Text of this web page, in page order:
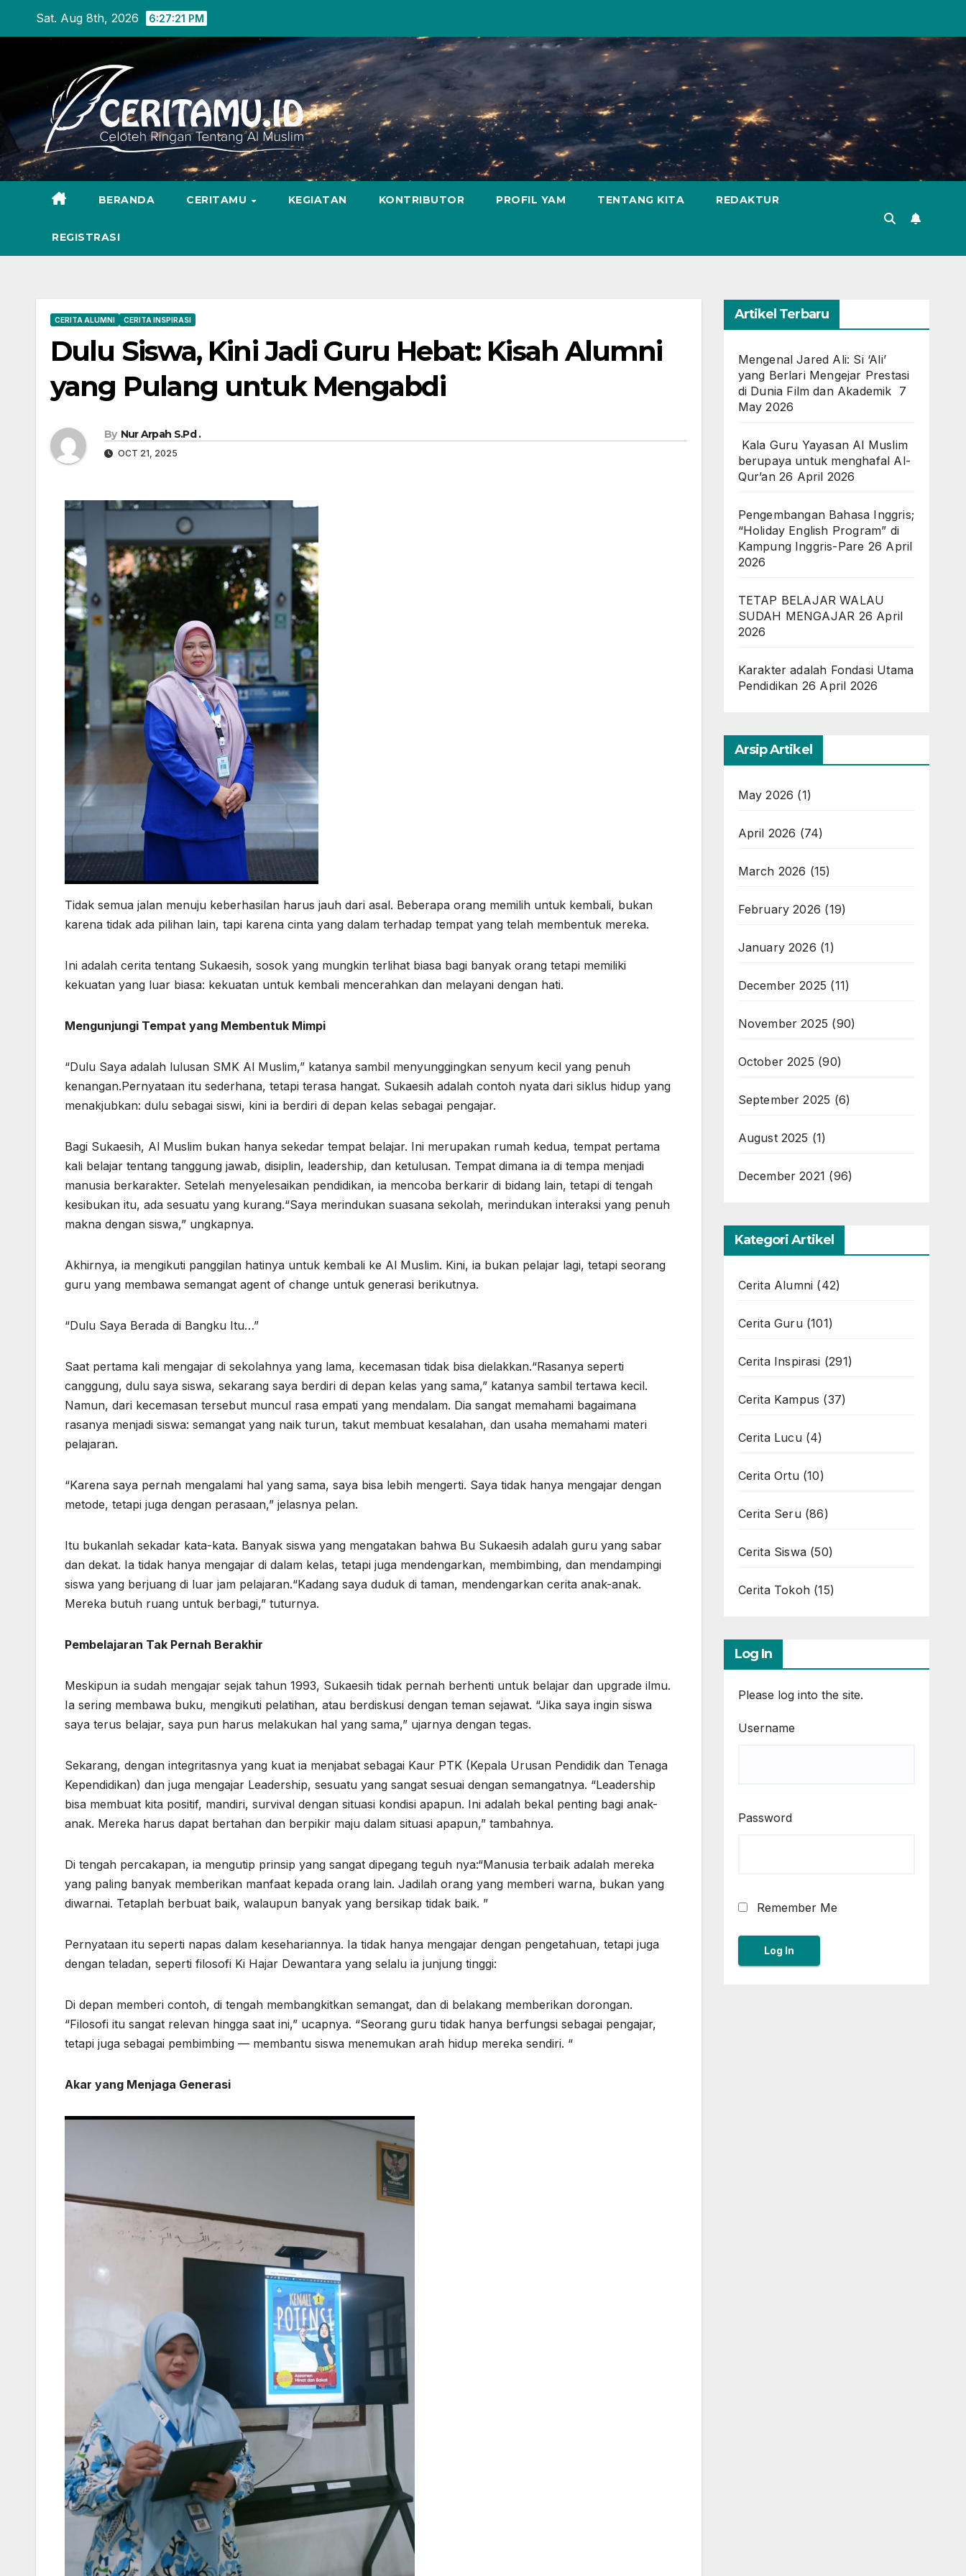
Sat. Aug 8th, 2026 6:27:22 PM
BERANDA CERITAMU KEGIATAN KONTRIBUTOR PROFIL YAM TENTANG KITA REDAKTUR
REGISTRASI
CERITA ALUMNI CERITA INSPIRASI
Dulu Siswa, Kini Jadi Guru Hebat: Kisah Alumni
yang Pulang untuk Mengabdi
By Nur Arpah S.Pd .
OCT 21, 2025
Tidak semua jalan menuju keberhasilan harus jauh dari asal. Beberapa orang memilih untuk kembali, bukan
karena tidak ada pilihan lain, tapi karena cinta yang dalam terhadap tempat yang telah membentuk mereka.
Ini adalah cerita tentang Sukaesih, sosok yang mungkin terlihat biasa bagi banyak orang tetapi memiliki
kekuatan yang luar biasa: kekuatan untuk kembali mencerahkan dan melayani dengan hati.
Mengunjungi Tempat yang Membentuk Mimpi
“Dulu Saya adalah lulusan SMK Al Muslim,” katanya sambil menyunggingkan senyum kecil yang penuh
kenangan.Pernyataan itu sederhana, tetapi terasa hangat. Sukaesih adalah contoh nyata dari siklus hidup yang
menakjubkan: dulu sebagai siswi, kini ia berdiri di depan kelas sebagai pengajar.
Bagi Sukaesih, Al Muslim bukan hanya sekedar tempat belajar. Ini merupakan rumah kedua, tempat pertama
kali belajar tentang tanggung jawab, disiplin, leadership, dan ketulusan. Tempat dimana ia di tempa menjadi
manusia berkarakter. Setelah menyelesaikan pendidikan, ia mencoba berkarir di bidang lain, tetapi di tengah
kesibukan itu, ada sesuatu yang kurang.“Saya merindukan suasana sekolah, merindukan interaksi yang penuh
makna dengan siswa,” ungkapnya.
Akhirnya, ia mengikuti panggilan hatinya untuk kembali ke Al Muslim. Kini, ia bukan pelajar lagi, tetapi seorang
guru yang membawa semangat agent of change untuk generasi berikutnya.
“Dulu Saya Berada di Bangku Itu…”
Saat pertama kali mengajar di sekolahnya yang lama, kecemasan tidak bisa dielakkan.“Rasanya seperti
canggung, dulu saya siswa, sekarang saya berdiri di depan kelas yang sama,” katanya sambil tertawa kecil.
Namun, dari kecemasan tersebut muncul rasa empati yang mendalam. Dia sangat memahami bagaimana
rasanya menjadi siswa: semangat yang naik turun, takut membuat kesalahan, dan usaha memahami materi
pelajaran.
“Karena saya pernah mengalami hal yang sama, saya bisa lebih mengerti. Saya tidak hanya mengajar dengan
metode, tetapi juga dengan perasaan,” jelasnya pelan.
Itu bukanlah sekadar kata-kata. Banyak siswa yang mengatakan bahwa Bu Sukaesih adalah guru yang sabar
dan dekat. Ia tidak hanya mengajar di dalam kelas, tetapi juga mendengarkan, membimbing, dan mendampingi
siswa yang berjuang di luar jam pelajaran.“Kadang saya duduk di taman, mendengarkan cerita anak-anak.
Mereka butuh ruang untuk berbagi,” tuturnya.
Pembelajaran Tak Pernah Berakhir
Meskipun ia sudah mengajar sejak tahun 1993, Sukaesih tidak pernah berhenti untuk belajar dan upgrade ilmu.
Ia sering membawa buku, mengikuti pelatihan, atau berdiskusi dengan teman sejawat. “Jika saya ingin siswa
saya terus belajar, saya pun harus melakukan hal yang sama,” ujarnya dengan tegas.
Sekarang, dengan integritasnya yang kuat ia menjabat sebagai Kaur PTK (Kepala Urusan Pendidik dan Tenaga
Kependidikan) dan juga mengajar Leadership, sesuatu yang sangat sesuai dengan semangatnya. “Leadership
bisa membuat kita positif, mandiri, survival dengan situasi kondisi apapun. Ini adalah bekal penting bagi anak-
anak. Mereka harus dapat bertahan dan berpikir maju dalam situasi apapun,” tambahnya.
Di tengah percakapan, ia mengutip prinsip yang sangat dipegang teguh nya:“Manusia terbaik adalah mereka
yang paling banyak memberikan manfaat kepada orang lain. Jadilah orang yang memberi warna, bukan yang
diwarnai. Tetaplah berbuat baik, walaupun banyak yang bersikap tidak baik. ”
Pernyataan itu seperti napas dalam kesehariannya. Ia tidak hanya mengajar dengan pengetahuan, tetapi juga
dengan teladan, seperti filosofi Ki Hajar Dewantara yang selalu ia junjung tinggi:
Di depan memberi contoh, di tengah membangkitkan semangat, dan di belakang memberikan dorongan.
“Filosofi itu sangat relevan hingga saat ini,” ucapnya. “Seorang guru tidak hanya berfungsi sebagai pengajar,
tetapi juga sebagai pembimbing — membantu siswa menemukan arah hidup mereka sendiri. “
Akar yang Menjaga Generasi
Artikel Terbaru
Mengenal Jared Ali: Si ‘Ali’
yang Berlari Mengejar Prestasi
di Dunia Film dan Akademik 7
May 2026
Kala Guru Yayasan Al Muslim
berupaya untuk menghafal Al-
Qur’an 26 April 2026
Pengembangan Bahasa Inggris;
“Holiday English Program” di
Kampung Inggris-Pare 26 April
2026
TETAP BELAJAR WALAU
SUDAH MENGAJAR 26 April
2026
Karakter adalah Fondasi Utama
Pendidikan 26 April 2026
Arsip Artikel
May 2026 (1)
April 2026 (74)
March 2026 (15)
February 2026 (19)
January 2026 (1)
December 2025 (11)
November 2025 (90)
October 2025 (90)
September 2025 (6)
August 2025 (1)
December 2021 (96)
Kategori Artikel
Cerita Alumni (42)
Cerita Guru(101)
Cerita Inspirasi (291)
Cerita Kampus (37)
Cerita Lucu(4)
Cerita Ortu(10)
Cerita Seru(86)
Cerita Siswa(50)
Cerita Tokoh(15)
Log In
Please log into the site.
Username
Password
Remember Me